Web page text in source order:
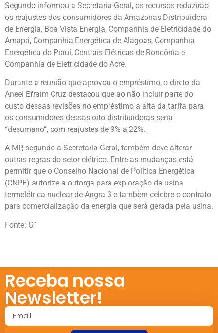
Segundo informou a Secretaria-Geral, os recursos reduzirão
os reajustes dos consumidores da Amazonas Distribuidora
de Energia, Boa Vista Energia, Companhia de Eletricidade do
Amapá, Companhia Energética de Alagoas, Companhia
Energética do Piauí, Centrais Elétricas de Rondônia e
Companhia de Eletricidade do Acre.
Durante a reunião que aprovou o empréstimo, o direto da
Aneel Efraim Cruz destacou que ao não incluir parte do
custo dessas revisões no empréstimo a alta da tarifa para
os consumidores dessas oito distribuidoras seria
“desumano”, com reajustes de 9% a 22%.
A MP, segundo a Secretaria-Geral, também deve alterar
outras regras do setor elétrico. Entre as mudanças está
permitir que o Conselho Nacional de Política Energética
(CNPE) autorize a outorga para exploração da usina
termelétrica nuclear de Angra 3 e também celebre o contrato
para comercialização da energia que será gerada pela usina.
Fonte: G1
Receba nossa
Newsletter!